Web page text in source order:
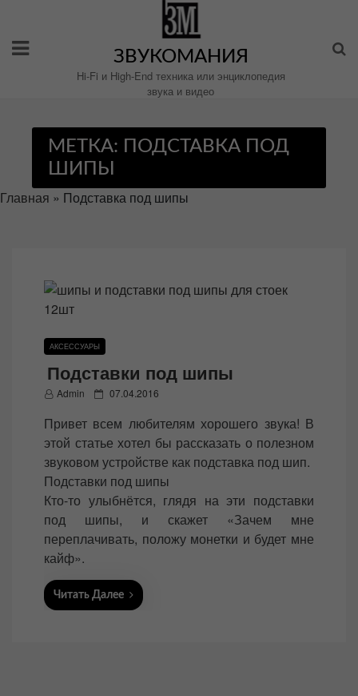
содержимому
ЗВУКОМАНИЯ
Hi-Fi и High-End техника или энциклопедия
звука и видео
МЕТКА: ПОДСТАВКА ПОД
ШИПЫ
Главная » Подставка под шипы
АКСЕССУАРЫ
Подставки под шипы
Admin
P
s
t
e
d
o
n
07.04.2016
Привет всем любителям хорошего звука! В
этой статье хотел бы рассказать о полезном
звуковом устройстве как подставка под шип.
Подставки под шипы
Кто-то улыбнётся, глядя на эти подставки
под шипы, и скажет «Зачем мне
переплачивать, положу монетки и будет мне
кайф».
Читать Далее